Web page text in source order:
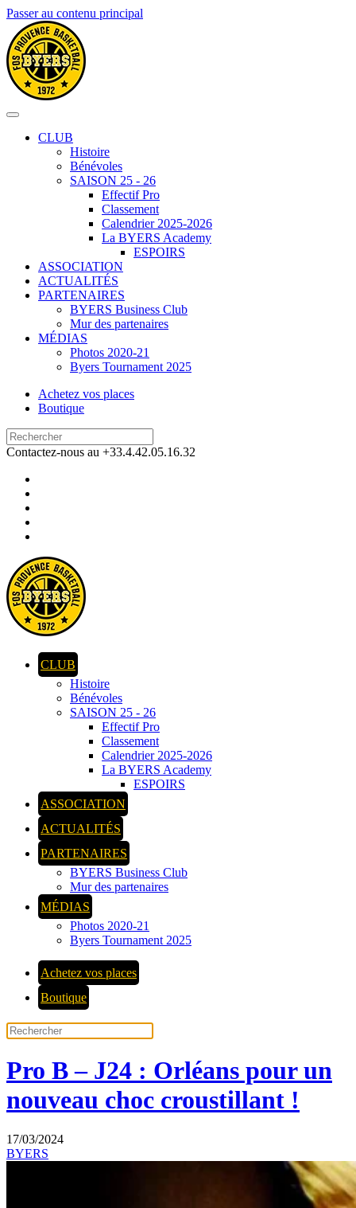
Passer au contenu principal
CLUB
Histoire
Bénévoles
SAISON 25 - 26
Effectif Pro
Classement
Calendrier 2025-2026
La BYERS Academy
ESPOIRS
ASSOCIATION
ACTUALITÉS
PARTENAIRES
BYERS Business Club
Mur des partenaires
MÉDIAS
Photos 2020-21
Byers Tournament 2025
Achetez vos places
Boutique
Contactez-nous au +33.4.42.05.16.32
CLUB
Histoire
Bénévoles
SAISON 25 - 26
Effectif Pro
Classement
Calendrier 2025-2026
La BYERS Academy
ESPOIRS
ASSOCIATION
ACTUALITÉS
PARTENAIRES
BYERS Business Club
Mur des partenaires
MÉDIAS
Photos 2020-21
Byers Tournament 2025
Achetez vos places
Boutique
Pro B – J24 : Orléans pour un
nouveau choc croustillant !
17/03/2024
BYERS